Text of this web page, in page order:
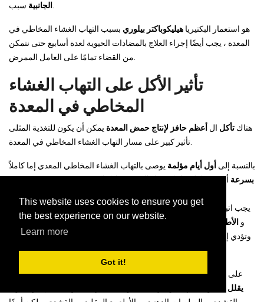
This website uses cookies to ensure you get
the best experience on our website.
Learn more
Got it!
الجانبية
هو استعمار البكتيريا هيليكوباكتر بيلوري بسبب التهاب الغشاء المخاطي في
المعدة ، يجب أيضًا إجراء العلاج بالمضادات الحيوية لعدة أسابيع حتى نتمكن
تأثير الأكل على التهاب الغشاء
المخاطي في المعدة
هناك تأكل ال أعظم حافز لإنتاج حمض المعدة يمكن أن يكون للتغذية المثلى
بالنسبة إلى أول أيام مؤلمة يوصى بالتهاب الغشاء المخاطي المعدي إما كاملاً
بسرعة أو جدا
يجب اتباع نظام غذائي لطيف خلالدورة كاملة من العلاجيتبع.صعب الهضم
و الأطعمة الغنية بالدهونمستلقي لفترة أطول بشكل ملحوظ في المعدة
وتؤدي إلى إنتاج حمض المعدة أكثر من المنتجات الخفيفة التي يمكن هضمها
بسرعة في باقي الجهاز الهضمي.
على قائمة الأطعمة التيلا تستهلكثمار الحمضيات الحامضة (التي تنتجها
يقلل حمض الفاكهة من درجة الحموضة الضارة